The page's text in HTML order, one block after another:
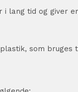
lang tid og giver
som bruges